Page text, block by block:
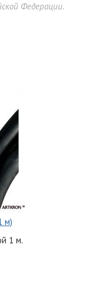
Федерации.
м)
1 м.